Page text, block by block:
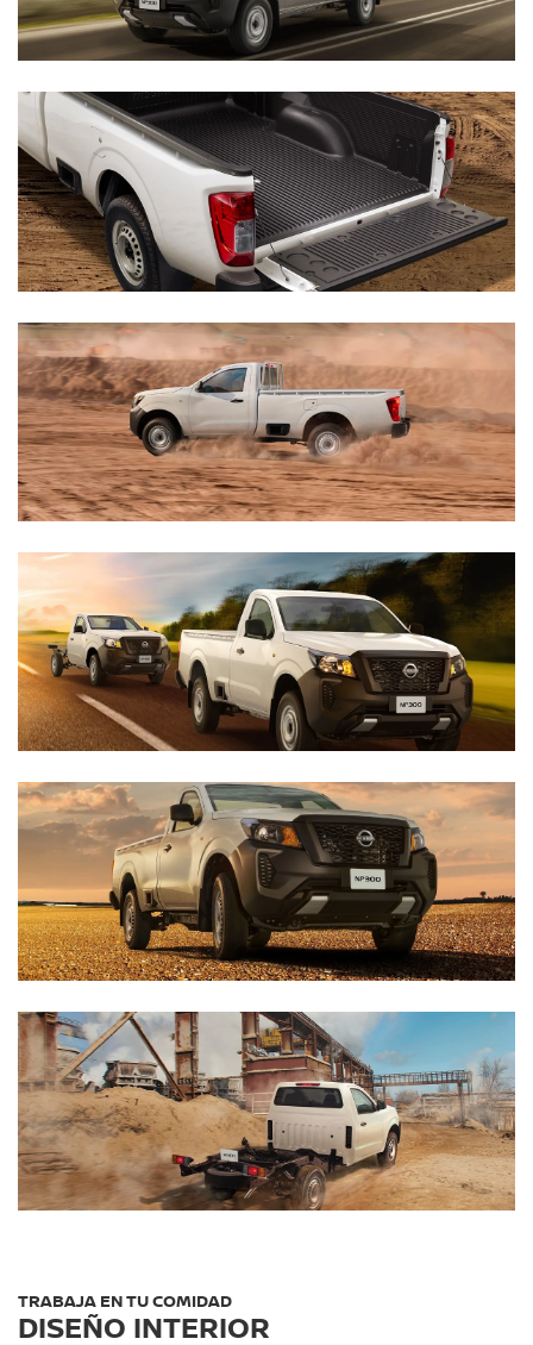
TRABAJA EN TU COMIDAD
DISEÑO INTERIOR